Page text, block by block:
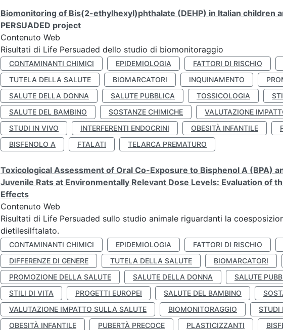
Biomonitoring of Bis(2-ethylhexyl)phthalate (DEHP) in Italian children
PERSUADED project
Contenuto Web
Risultati di Life Persuaded dello studio di biomonitoraggio
CONTAMINANTI CHIMICI EPIDEMIOLOGIA FATTORI DI RISCHIO
TUTELA DELLA SALUTE
BIOMARCATORI INQUINAMENTO
SALUTE DELLA DONNA
SALUTE PUBBLICA TOSSICOLOGIA
SALUTE DEL BAMBINO
SOSTANZE CHIMICHE VALUTAZIONE
STUDI IN VIVO
INTERFERENTI ENDOCRINI OBESITÀ INFANTILE
BISFENOLO A
FTALATI TELARCA PREMATURO
Toxicological Assessment of Oral Co-Exposure to Bisphenol A (BPA)
Juvenile Rats at Environmentally Relevant Dose Levels: Evaluation of
Effects
Contenuto Web
Risultati di Life Persuaded sullo studio animale riguardanti la
dietilesilftalato.
CONTAMINANTI CHIMICI EPIDEMIOLOGIA FATTORI DI RISCHIO
DIFFERENZE DI GENERE
TUTELA DELLA SALUTE BIOMARCATORI
PROMOZIONE DELLA SALUTE
SALUTE DELLA DONNA SALUTE
STILI DI VITA
PROGETTI EUROPEI SALUTE DEL BAMBINO
VALUTAZIONE IMPATTO SULLA SALUTE
BIOMONITORAGGIO STUDI
OBESITÀ INFANTILE
PUBERTÀ PRECOCE PLASTICIZZANTI